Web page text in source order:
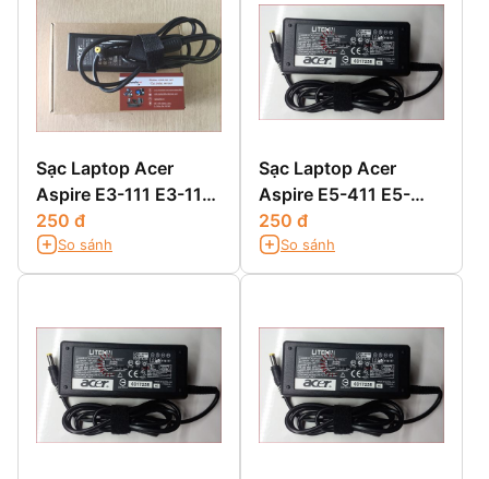
Sạc Laptop Acer
Aspire E3-111 E3-112
E3-112M
250 đ
So sánh
Sạc Laptop Acer
Aspire E5-411 E5-
411G E5-421 E5-
421G
250 đ
So sánh